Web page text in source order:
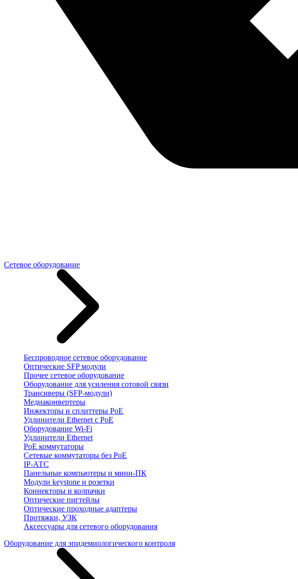
Сетевое оборудование
Беспроводное сетевое оборудование
Оптические SFP модули
Прочее сетевое оборудование
Оборудование для усиления сотовой связи
Трансиверы (SFP-модули)
Медиаконвертеры
Инжекторы и сплиттеры PoE
Удлинители Ethernet с PoE
Оборудование Wi-Fi
Удлинители Ethernet
PoE коммутаторы
Сетевые коммутаторы без PoE
IP-АТС
Панельные компьютеры и мини-ПК
Модули keystone и розетки
Коннекторы и колпачки
Оптические пигтейлы
Оптические проходные адаптеры
Протяжки, УЗК
Аксессуары для сетевого оборудования
Оборудование для эпидемиологического контроля